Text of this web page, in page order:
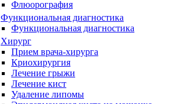
Флюорография
Функциональная диагностика
Функциональная диагностика
Хирург
Прием врача-хирурга
Криохирургия
Лечение грыжи
Лечение кист
Удаление липомы